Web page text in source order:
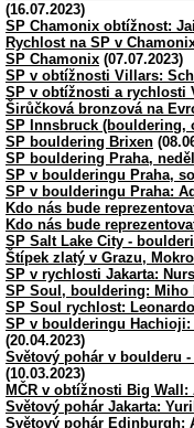
(16.07.2023)
SP Chamonix obtížnost:
Rychlost na SP v
SP Chamonix (07.07.2023)
SP v obtížnosti Villars:
SP v obtížnosti a rychlosti
Širůčková bronzová na
SP Innsbruck (bouldering,
SP bouldering Brixen
SP bouldering Praha,
SP v boulderingu Praha,
SP v boulderingu Praha:
Kdo nás bude
Kdo nás bude
SP Salt Lake City -
Štípek zlatý v Grazu,
SP v rychlosti Jakarta:
SP Soul, bouldering: Miho
SP Soul rychlost:
SP v boulderingu
(20.04.2023)
Světový pohár v boulderu
(10.03.2023)
MČR v obtížnosti Big
Světový pohár Jakarta:
Světový pohár Edinburgh: